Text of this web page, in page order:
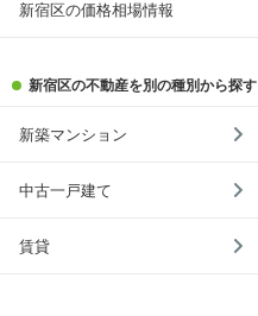
新宿区の価格相場情報
新宿区の不動産を別の種別から探す
新築マンション
中古一戸建て
賃貸